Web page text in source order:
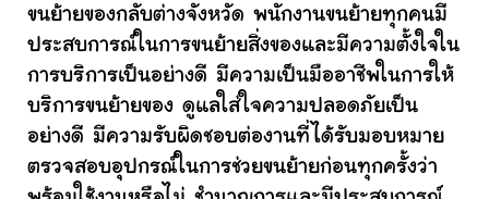
ขนย้ายของกลับต่างจังหวัด พนักงานขนย้ายทุกคนมี
ประสบการณ์ในการขนย้ายสิ่งของและมีความตั้งใจใน
การบริการเป็นอย่างดี มีความเป็นมืออาชีพในการให้
บริการขนย้ายของ ดูแลใส่ใจความปลอดภัยเป็น
อย่างดี มีความรับผิดชอบต่องานที่ได้รับมอบหมาย
ตรวจสอบอุปกรณ์ในการช่วยขนย้ายก่อนทุกครั้งว่า